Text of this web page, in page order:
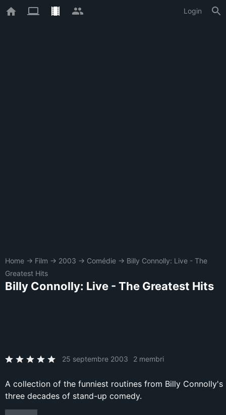
Login
Home → Film → 2003 → Comédie → Billy Connolly: Live - The
Greatest Hits
Billy Connolly: Live - The Greatest Hits
25 septembre 2003 2 membri
A collection of the funniest routines from Billy Connolly's
three decades of stand-up comedy.